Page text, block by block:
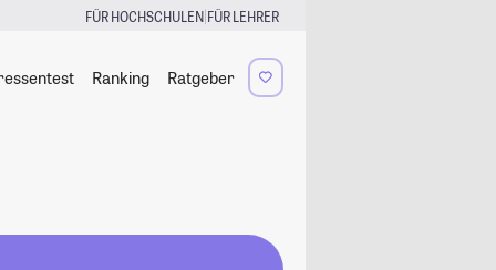
FÜR HOCHSCHULEN|FÜR LEHRER
Ranking Ratgeber